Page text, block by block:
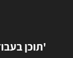
'תוכן